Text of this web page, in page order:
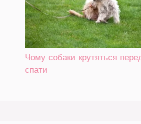
Чому собаки крутяться
спати